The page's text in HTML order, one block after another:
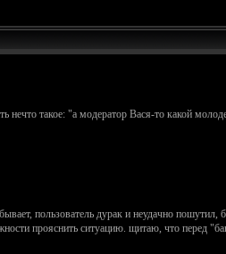
нечто такое: "а модератор Вася-то какой
пользователь дурак и неудачно пошутил,
прояснить ситуацию. щитаю, что перед